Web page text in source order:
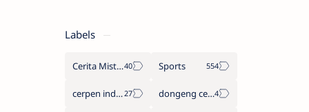
Labels
Cerita Misteri Sports
cerpen indonesia dongeng cerita legenda